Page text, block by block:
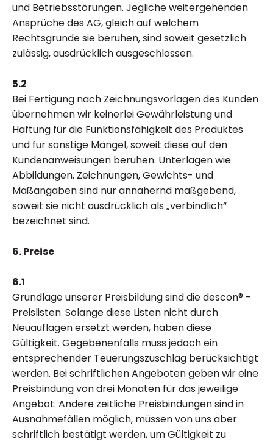
und Betriebsstörungen. Jegliche weitergehenden
Ansprüche des AG, gleich auf welchem
Rechtsgrunde sie beruhen, sind soweit gesetzlich
zulässig, ausdrücklich ausgeschlossen.
5.2
Bei Fertigung nach Zeichnungsvorlagen des Kunden
übernehmen wir keinerlei Gewährleistung und
Haftung für die Funktionsfähigkeit des Produktes
und für sonstige Mängel, soweit diese auf den
Kundenanweisungen beruhen. Unterlagen wie
Abbildungen, Zeichnungen, Gewichts- und
Maßangaben sind nur annähernd maßgebend,
soweit sie nicht ausdrücklich als „verbindlich“
bezeichnet sind.
6. Preise
6.1
Grundlage unserer Preisbildung sind die descon® -
Preislisten. Solange diese Listen nicht durch
Neuauflagen ersetzt werden, haben diese
Gültigkeit. Gegebenenfalls muss jedoch ein
entsprechender Teuerungszuschlag berücksichtigt
werden. Bei schriftlichen Angeboten geben wir eine
Preisbindung von drei Monaten für das jeweilige
Angebot. Andere zeitliche Preisbindungen sind in
Ausnahmefällen möglich, müssen von uns aber
schriftlich bestätigt werden, um Gültigkeit zu